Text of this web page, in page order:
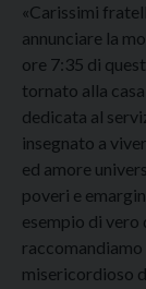
«Carissimi
annunciare la
ore 7:35 di
tornato alla
dedicata al
insegnato a
ed amore
poveri e
esempio di vero
raccomandiamo
misericordioso